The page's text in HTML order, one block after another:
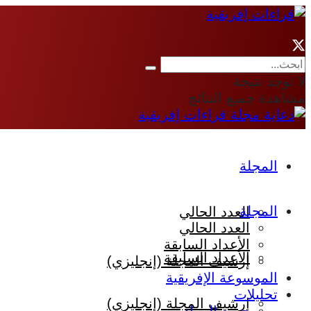
لا توجد نتيجة
مشاهدة جميع النتائج
المجلة
العدد الحالي
الأعداد السابقة
إرشيف المجلة (إنجليزي)
المجلة
العدد الحالي
الأعداد السابقة
إرشيف المجلة (إنجليزي)
الموسوعة الإفريقية
تحليلات